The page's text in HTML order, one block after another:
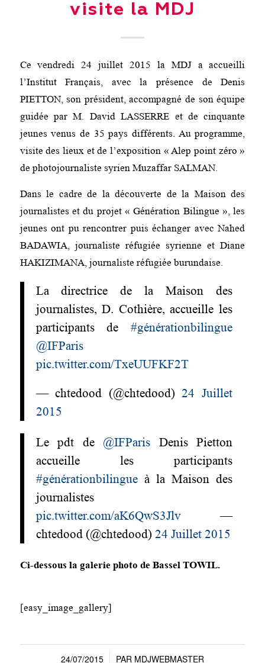
visite la MDJ
Ce vendredi 24 juillet 2015 la MDJ a accueilli
l’Institut Français, avec la présence de Denis
PIETTON, son président, accompagné de son équipe
guidée par M. David LASSERRE et de cinquante
jeunes venus de 35 pays différents. Au programme,
visite des lieux et de l’exposition « Alep point zéro »
de photojournaliste syrien Muzaffar SALMAN.
Dans le cadre de la découverte de la Maison des
journalistes et du projet « Génération Bilingue », les
jeunes ont pu rencontrer puis échanger avec Nahed
BADAWIA, journaliste réfugiée syrienne et Diane
HAKIZIMANA, journaliste réfugiée burundaise.
La directrice de la Maison des
journalistes, D. Cothière, accueille les
participants de#générationbilingue
@IFParis
pic.twitter.com/TxeUUFKF2T
— chtedood (@chtedood)24 Juillet
2015
Le pdt de @IFParis Denis Pietton
accueille les participants
#générationbilingueà la Maison des
journalistes
pic.twitter.com/aK6QwS3Jlv—
chtedood (@chtedood) 24 Juillet 2015
Ci-dessous la galerie photo de Bassel TOWIL.
[easy_image_gallery]
24/07/2015
/ PAR MDJWEBMASTER